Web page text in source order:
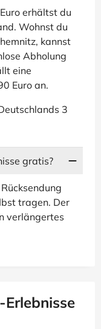
erhältst du
Wohnst du
kannst
Abholung
eine
Euro an.
3
gratis?
tragen. Der
verlängertes